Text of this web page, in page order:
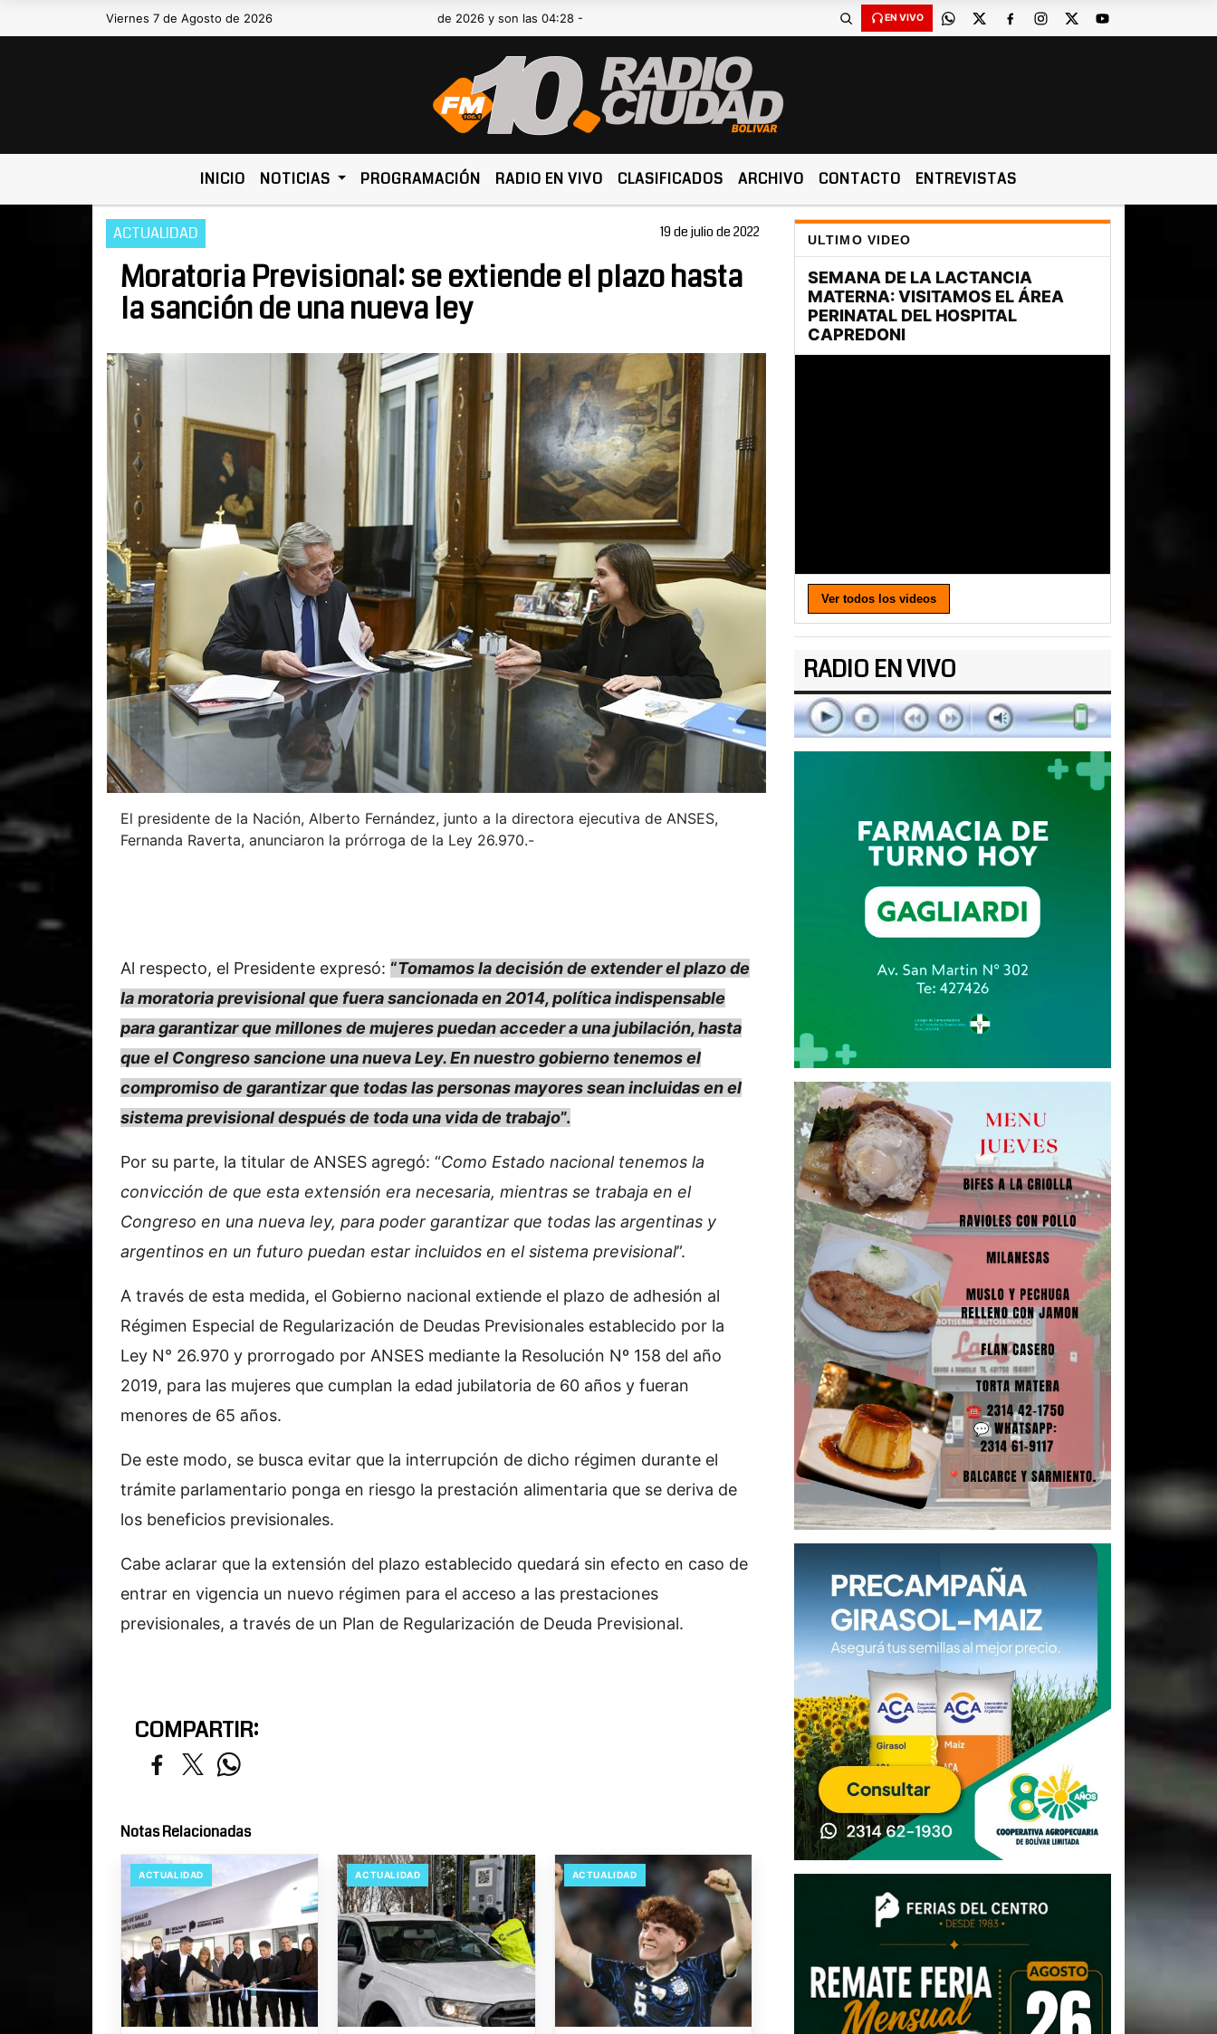
Viernes 7 de Agosto de 2026Hoy es Viernes 7 de Agosto de 2026 y son las 04:28 - EN VIVO
INICIO NOTICIAS PROGRAMACIÓN RADIO EN VIVO CLASIFICADOS ARCHIVO CONTACTO ENTREVISTAS
ACTUALIDAD 19 de julio de 2022
Moratoria Previsional: se extiende el plazo hasta
la sanción de una nueva ley
El presidente de la Nación, Alberto Fernández, junto a la directora ejecutiva de ANSES,
Fernanda Raverta, anunciaron la prórroga de la Ley 26.970.-
Al respecto, el Presidente expresó: “Tomamos la decisión de extender el plazo de
la moratoria previsional que fuera sancionada en 2014, política indispensable
para garantizar que millones de mujeres puedan acceder a una jubilación, hasta
que el Congreso sancione una nueva Ley. En nuestro gobierno tenemos el
compromiso de garantizar que todas las personas mayores sean incluidas en el
sistema previsional después de toda una vida de trabajo”.
Por su parte, la titular de ANSES agregó: “Como Estado nacional tenemos la
convicción de que esta extensión era necesaria, mientras se trabaja en el
Congreso en una nueva ley, para poder garantizar que todas las argentinas y
argentinos en un futuro puedan estar incluidos en el sistema previsional”.
A través de esta medida, el Gobierno nacional extiende el plazo de adhesión al
Régimen Especial de Regularización de Deudas Previsionales establecido por la
Ley N° 26.970 y prorrogado por ANSES mediante la Resolución Nº 158 del año
2019, para las mujeres que cumplan la edad jubilatoria de 60 años y fueran
menores de 65 años.
De este modo, se busca evitar que la interrupción de dicho régimen durante el
trámite parlamentario ponga en riesgo la prestación alimentaria que se deriva de
los beneficios previsionales.
Cabe aclarar que la extensión del plazo establecido quedará sin efecto en caso de
entrar en vigencia un nuevo régimen para el acceso a las prestaciones
previsionales, a través de un Plan de Regularización de Deuda Previsional.
COMPARTIR:
Notas Relacionadas
ACTUALIDAD ACTUALIDAD ACTUALIDAD
ULTIMO VIDEO
Ver todos los videos
RADIO EN VIVO